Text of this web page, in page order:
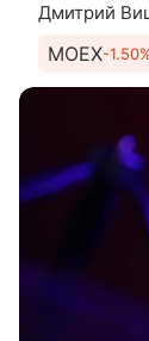
Дмитрий
среды
MOEX-